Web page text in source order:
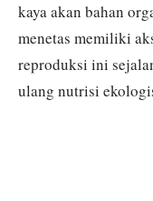
kaya akan bahan
menetas memiliki
reproduksi ini
ulang nutrisi